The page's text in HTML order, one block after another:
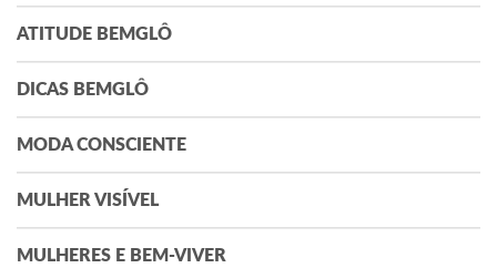
ATITUDE BEMGLÔ
DICAS BEMGLÔ
MODA CONSCIENTE
MULHER VISÍVEL
MULHERES E BEM-VIVER